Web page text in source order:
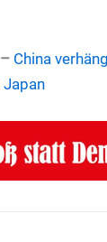
– China
Japan